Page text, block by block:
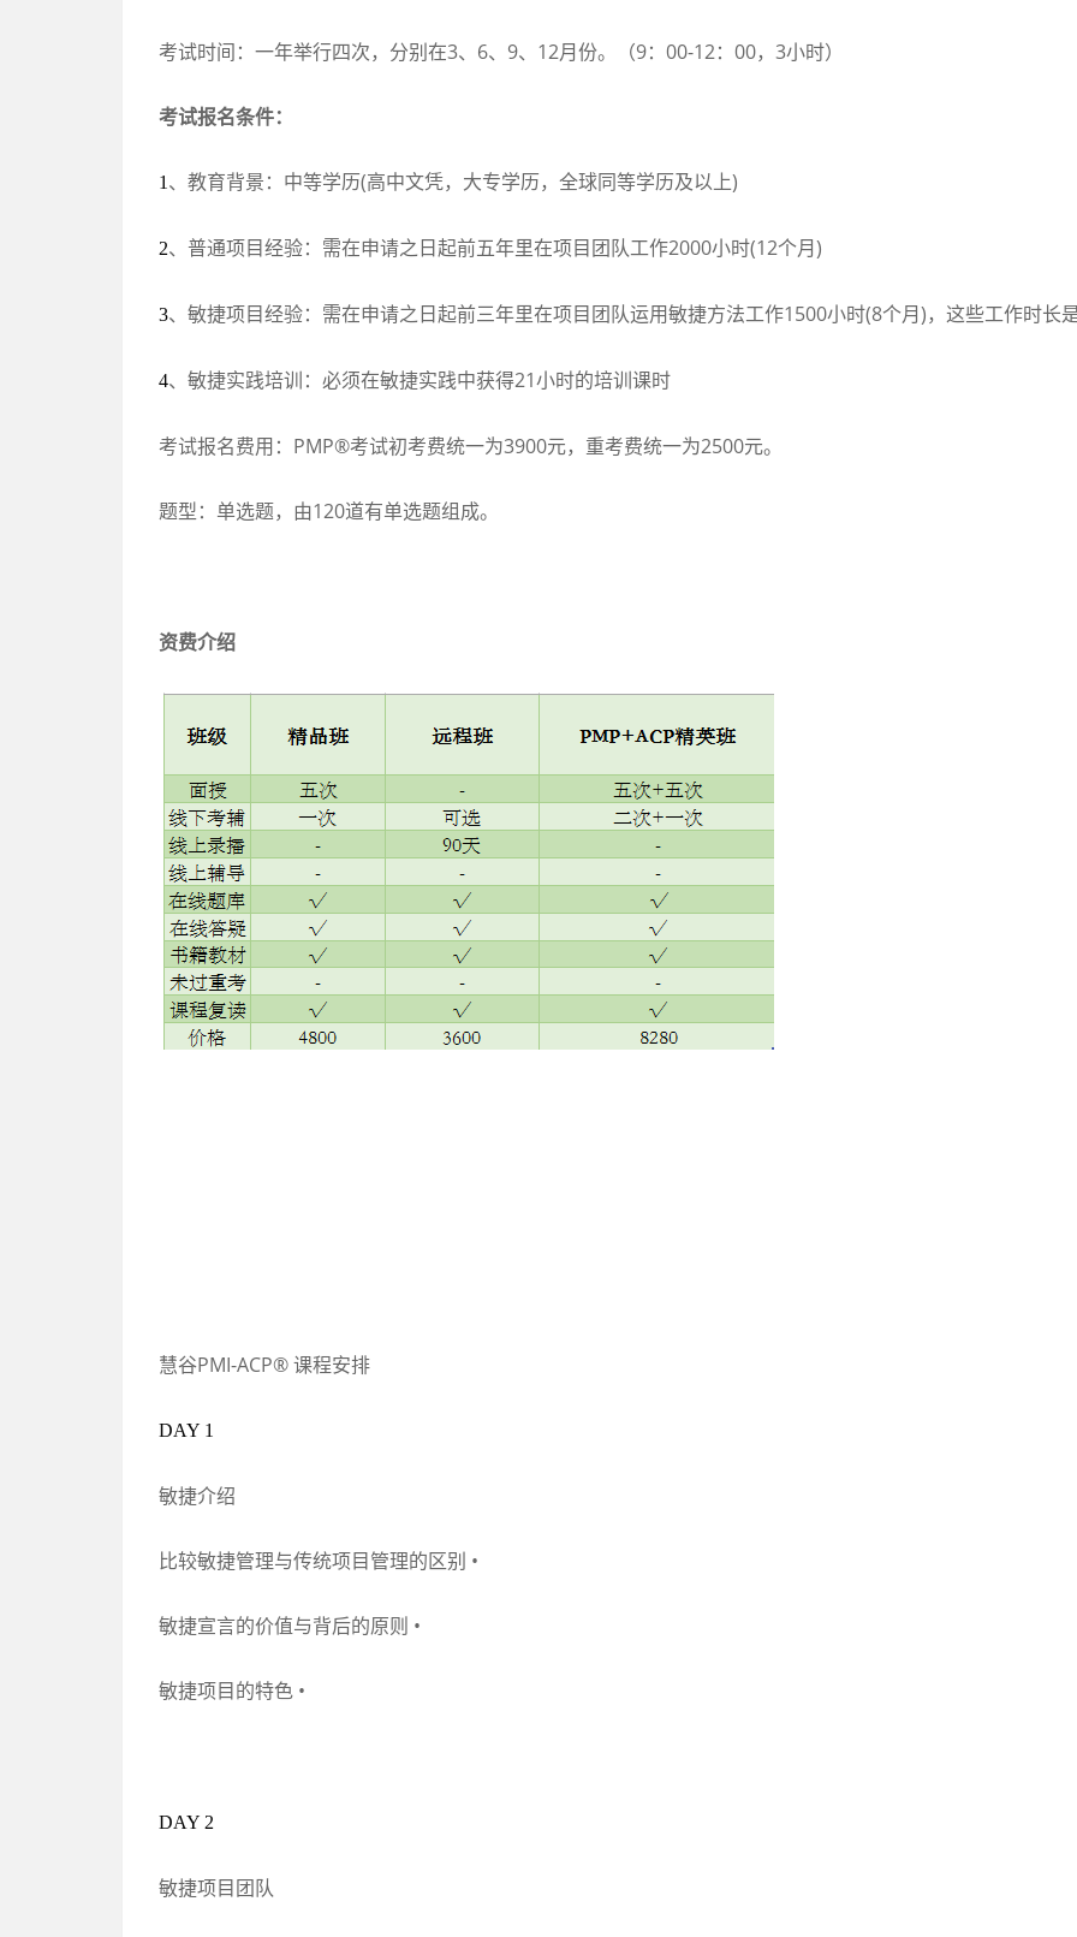
考试时间：一年举行四次，分别在3、 6、 9、 12月份。（9： 00-12： 00， 3小时）
考试报名条件：
1 、教育背景：中等学历(高中文凭，大专学历，全球同等学历及以上)
2、普通项目经验：需在申请之日起前五年里在项目团队工作2000小时(12个月)
3、敏捷项目经验：需在申请之日起前三年里在项目团队运用敏捷方法工作1500小时(8个月)，这些工作时长
4、敏捷实践培训：必须在敏捷实践中获得21小时的培训课时
考试报名费用： PMP®考试初考费统一为3900元，重考费统一为2500元。
题型：单选题，由120道有单选题组成。
资费介绍
慧谷PMI-ACP®课程安排
DAY 1
敏捷介绍
比较敏捷管理与传统项目管理的区别 •
敏捷宣言的价值与背后的原则 •
敏捷项目的特色 •
DAY 2
敏捷项目团队